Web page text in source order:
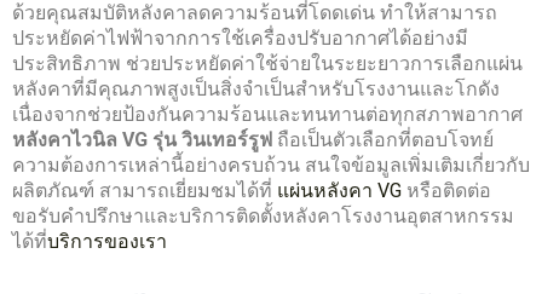
ด้วยคุณสมบัติหลังคาลดความร้อนที่โดดเด่น ทำให้สามารถ
ประหยัดค่าไฟฟ้าจากการใช้เครื่องปรับอากาศได้อย่างมี
ประสิทธิภาพ ช่วยประหยัดค่าใช้จ่ายในระยะยาวการเลือกแผ่น
หลังคาที่มีคุณภาพสูงเป็นสิ่งจำเป็นสำหรับโรงงานและโกดัง
เนื่องจากช่วยป้องกันความร้อนและทนทานต่อทุกสภาพอากาศ
หลังคาไวนิล VG รุ่น วินเทอร์รูฟ ถือเป็นตัวเลือกที่ตอบโจทย์
ความต้องการเหล่านี้อย่างครบถ้วน สนใจข้อมูลเพิ่มเติมเกี่ยวกับ
ผลิตภัณฑ์ สามารถเยี่ยมชมได้ที่ แผ่นหลังคา VG หรือติดต่อ
ขอรับคำปรึกษาและบริการติดตั้งหลังคาโรงงานอุตสาหกรรม
ได้ที่บริการของเรา